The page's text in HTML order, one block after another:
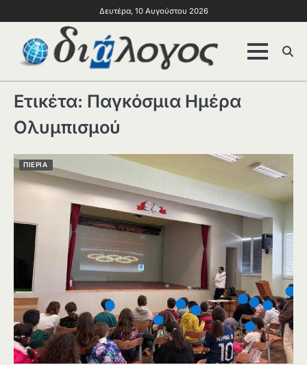
Δευτέρα, 10 Αυγούστου 2026
Ετικέτα: Παγκόσμια Ημέρα
Ολυμπισμού
ΠΙΕΡΙΑ